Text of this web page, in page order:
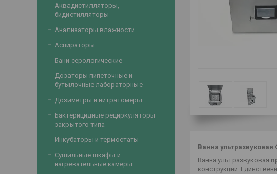
Ванна
Ванна ультразвуковая
конструкции.
Аквадистилляторы,
бидистилляторы
Анализаторы влажности
Аспираторы
Бани серологические
Дозаторы пипеточные и
бутылочные лабораторные
Дозиметры и нитратомеры
Бактерицидные рециркуляторы
закрытого типа
Инкубаторы и термостаты
Сушильные шкафы и
нагревательные камеры